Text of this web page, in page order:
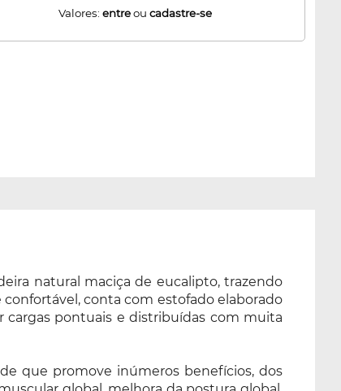
Valores:entreoucadastre-se
natural maciça de eucalipto, trazendo
conta com estofado elaborado
cargas pontuais e distribuídas com muita
que promove inúmeros benefícios, dos